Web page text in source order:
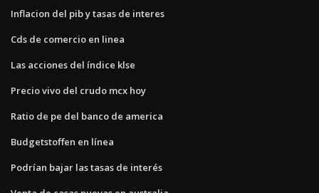
Inflacion del pib y tasas de interes
Cds de comercio en linea
Las acciones del índice klse
Precio vivo del crudo mcx hoy
Ratio de pe del banco de america
Budgetstoffen en línea
Podrían bajar las tasas de interés